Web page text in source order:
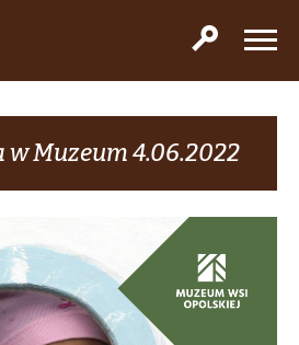
w Muzeum 4.06.2022